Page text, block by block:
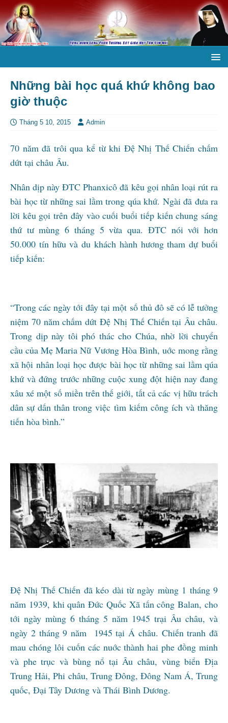
Những bài học quá khứ không bao
giờ thuộc
Tháng 5 10, 2015 Admin
70 năm đã trôi qua kể từ khi Đệ Nhị Thế Chiến chấm
dứt tại châu Âu.
Nhân dịp này ĐTC Phanxicô đã kêu gọi nhân loại rút ra
bài học từ những sai lầm trong qúa khứ. Ngài đã đưa ra
lời kêu gọi trên đây vào cuối buổi tiếp kiến chung sáng
thứ tư mùng 6 tháng 5 vừa qua. ĐTC nói với hơn
50.000 tín hữu và du khách hành hương tham dự buổi
tiếp kiến:
“Trong các ngày tới đây tại một số thủ đô sẽ có lễ tưởng
niệm 70 năm chấm dứt Đệ Nhị Thế Chiến tại Âu châu.
Trong dịp này tôi phó thác cho Chúa, nhờ lời chuyển
cầu của Mẹ Maria Nữ Vương Hòa Bình, uớc mong rằng
xã hội nhân loại học được bài học từ những sai lầm qúa
khứ và đứng trước những cuộc xung đột hiện nay đang
xâu xé một số miền trên thế giới, tất cả các vị hữu trách
dân sự dấn thân trong việc tìm kiếm công ích và thăng
tiến hòa bình.”
Đệ Nhị Thế Chiến đã kéo dài từ ngày mùng 1 tháng 9
năm 1939, khi quân Đức Quốc Xã tấn công Balan, cho
tới ngày mùng 6 tháng 5 năm 1945 trại Âu châu, và
ngày 2 tháng 9 năm 1945 tại Á châu. Chiến tranh đã
mau chóng lôi cuốn các nuớc thành hai phe đồng minh
và phe trục và bùng nổ tại Âu châu, vùng biển Địa
Trung Hải, Phi châu, Trung Đông, Đông Nam Á, Trung
quốc, Đại Tây Dương và Thái Bình Dương.